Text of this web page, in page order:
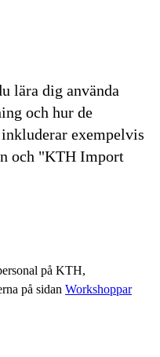
lära dig använda
och hur de
exempelvis
och "KTH Import
på KTH,
på sidan Workshoppar